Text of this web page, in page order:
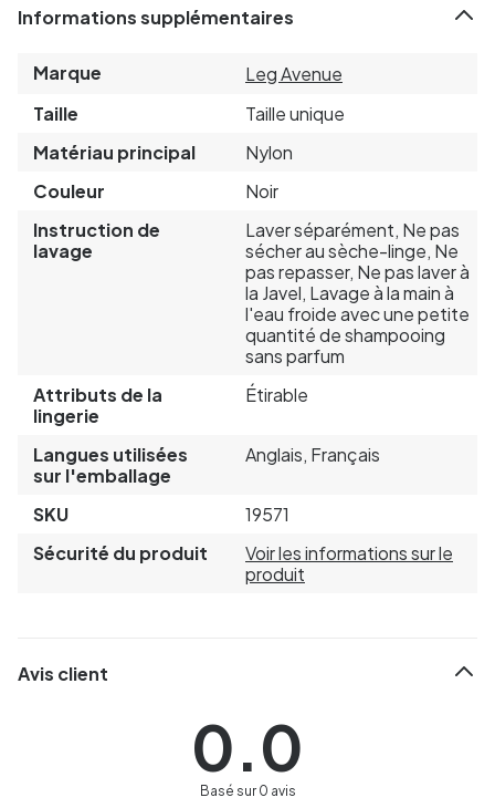
Informations supplémentaires
Marque
Leg Avenue
Taille
Taille unique
Matériau principal
Nylon
Couleur
Noir
Instruction de
lavage
Laver séparément, Ne pas
sécher au sèche-linge, Ne
pas repasser, Ne pas laver à
la Javel, Lavage à la main à
l'eau froide avec une petite
quantité de shampooing
sans parfum
Attributs de la
lingerie
Étirable
Langues utilisées
sur l'emballage
Anglais, Français
SKU
19571
Sécurité du produit
Voir les informations sur le
produit
Avis client
0.0
Basé sur 0 avis